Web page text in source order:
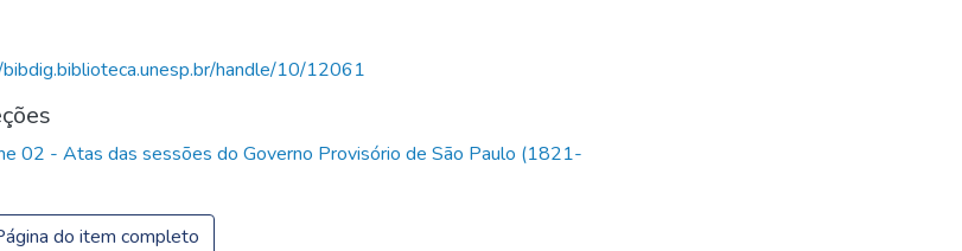
handle/10/12061
02 - Atas das sessões do Governo Provisório de São Paulo (1821-
do item completo